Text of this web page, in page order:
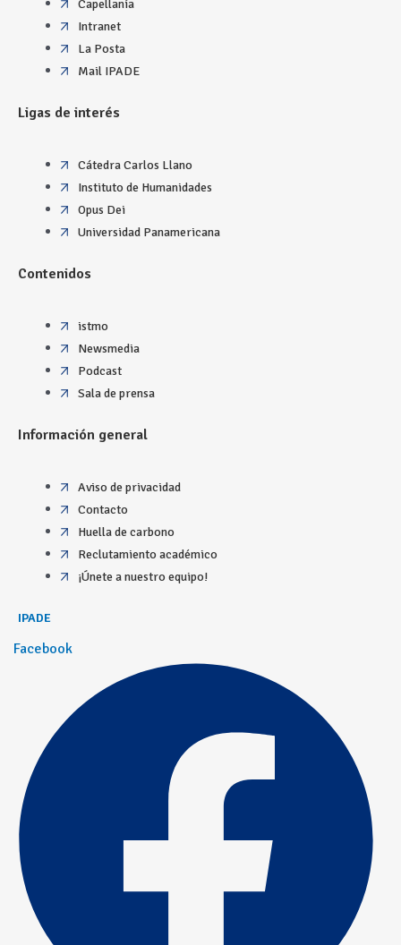
Capellanía
Intranet
La Posta
Mail IPADE
Ligas de interés
Cátedra Carlos Llano
Instituto de Humanidades
Opus Dei
Universidad Panamericana
Contenidos
istmo
Newsmedia
Podcast
Sala de prensa
Información general
Aviso de privacidad
Contacto
Huella de carbono
Reclutamiento académico
¡Únete a nuestro equipo!
IPADE
Facebook